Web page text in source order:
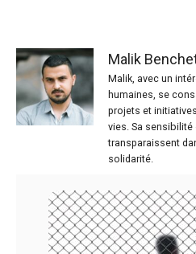
Malik
Malik, avec un
humaines, se
projets et
vies. Sa
transparaissent
solidarité.